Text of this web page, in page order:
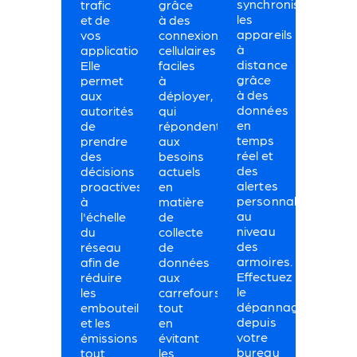
trafic
et de
vos
applications.
Elle
permet
aux
autorités
de
prendre
des
décisions
proactives
à
l'échelle
du
réseau
afin de
réduire
les
embouteillages
et les
émissions
tout
grâce
à des
connexions
cellulaires
faciles
à
déployer,
qui
répondent
aux
besoins
actuels
en
matière
de
collecte
de
données
aux
carrefours,
tout
en
évitant
les
synchronisez
les
appareils
à
distance
grâce
à des
données
en
temps
réel et
des
alertes
personnalisables
au
niveau
des
armoires.
Effectuez
le
dépannage
depuis
votre
bureau